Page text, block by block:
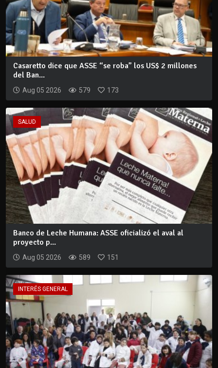
Casaretto dice que ASSE “se roba” los US$ 2 millones
del Ban...
Aug 05 2026 579 173
SALUD
Banco de Leche Humana: ASSE oficializó el aval al
proyecto p...
Aug 05 2026 589 151
INTERÉS GENERAL